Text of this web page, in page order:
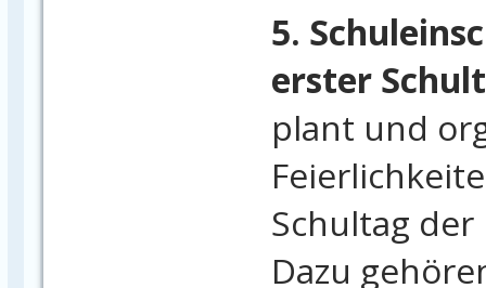
5.
erster
plant und
Schultag
Dazu